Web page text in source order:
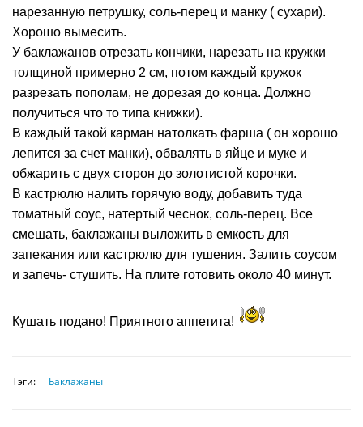
нарезанную петрушку, соль-перец и манку ( сухари).
Хорошо вымесить.
У баклажанов отрезать кончики, нарезать на кружки
толщиной примерно 2 см, потом каждый кружок
разрезать пополам, не дорезая до конца. Должно
получиться что то типа книжки).
В каждый такой карман натолкать фарша ( он хорошо
лепится за счет манки), обвалять в яйце и муке и
обжарить с двух сторон до золотистой корочки.
В кастрюлю налить горячую воду, добавить туда
томатный соус, натертый чеснок, соль-перец. Все
смешать, баклажаны выложить в емкость для
запекания или кастрюлю для тушения. Залить соусом
и запечь- стушить. На плите готовить около 40 минут.
Кушать подано! Приятного аппетита!
Тэги: Баклажаны